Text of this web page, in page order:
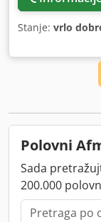
Stanje: vrlo
Polovni
Sada
200.000